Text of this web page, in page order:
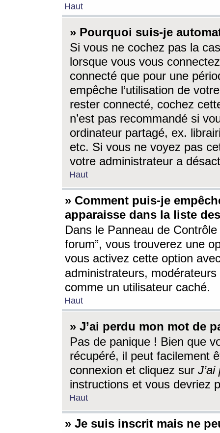
Haut
» Pourquoi suis-je
Si vous ne cochez pas la
lorsque vous vous
connecté que pour une
empêche l’utilisation de
rester connecté, cochez
n’est pas recommandé si
ordinateur partagé, ex.
etc. Si vous ne voyez pas
votre administrateur a
Haut
» Comment puis-je
apparaisse dans la liste
Dans le Panneau de
forum”, vous trouverez une
vous activez cette option
administrateurs,
comme un utilisateur caché.
Haut
» J’ai perdu mon mot de
Pas de panique ! Bien que
récupéré, il peut facilement
connexion et cliquez sur
instructions et vous devriez
Haut
» Je suis inscrit mais ne